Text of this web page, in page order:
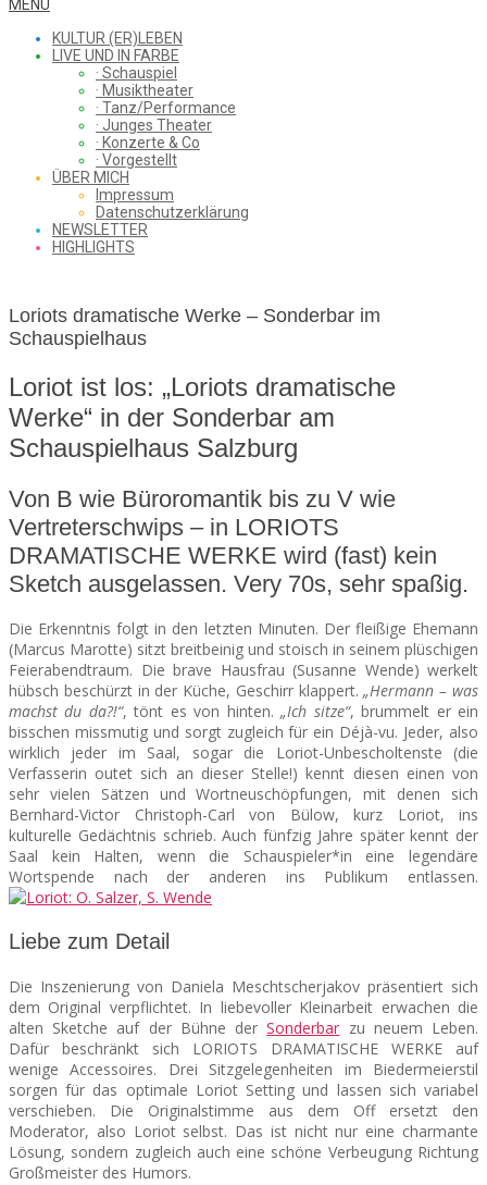
WHAT
SAW
FROM
THE
CHEAP
SEATS
Menu
MENU
KULTUR (ER)LEBEN
LIVE UND IN FARBE
· Schauspiel
· Musiktheater
· Tanz/Performance
· Junges Theater
· Konzerte & Co
· Vorgestellt
ÜBER MICH
Impressum
Datenschutzerklärung
NEWSLETTER
HIGHLIGHTS
Loriots dramatische Werke – Sonderbar im
Schauspielhaus
Loriot ist los: „Loriots dramatische
Werke“ in der Sonderbar am
Schauspielhaus Salzburg
Von B wie Büroromantik bis zu V wie
Vertreterschwips – in LORIOTS
DRAMATISCHE WERKE wird (fast) kein
Sketch ausgelassen. Very 70s, sehr spaßig.
Die Erkenntnis folgt in den letzten Minuten. Der fleißige Ehemann
(Marcus Marotte) sitzt breitbeinig und stoisch in seinem plüschigen
Feierabendtraum. Die brave Hausfrau (Susanne Wende) werkelt
hübsch beschürzt in der Küche, Geschirr klappert.„Hermann – was
machst du da?!“, tönt es von hinten.„Ich sitze“, brummelt er ein
bisschen missmutig und sorgt zugleich für ein Déjà-vu. Jeder, also
wirklich jeder im Saal, sogar die Loriot-Unbescholtenste (die
Verfasserin outet sich an dieser Stelle!) kennt diesen einen von
sehr vielen Sätzen und Wortneuschöpfungen, mit denen sich
Bernhard-Victor Christoph-Carl von Bülow, kurz Loriot, ins
kulturelle Gedächtnis schrieb. Auch fünfzig Jahre später kennt der
Saal kein Halten, wenn die Schauspieler*in eine legendäre
Wortspende nach der anderen ins Publikum entlassen.
Liebe zum Detail
Die Inszenierung von Daniela Meschtscherjakov präsentiert sich
dem Original verpflichtet. In liebevoller Kleinarbeit erwachen die
alten Sketche auf der Bühne derSonderbar zu neuem Leben.
Dafür beschränkt sich LORIOTS DRAMATISCHE WERKE auf
wenige Accessoires. Drei Sitzgelegenheiten im Biedermeierstil
sorgen für das optimale Loriot Setting und lassen sich variabel
verschieben. Die Originalstimme aus dem Off ersetzt den
Moderator, also Loriot selbst. Das ist nicht nur eine charmante
Lösung, sondern zugleich auch eine schöne Verbeugung Richtung
Großmeister des Humors.